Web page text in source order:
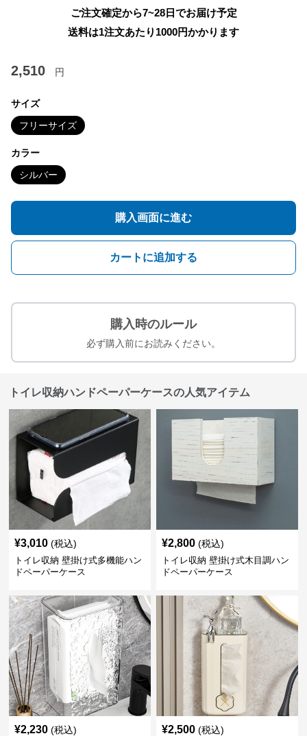
ご注文確定から7~28日でお届け予定
送料は1注文あたり 1000円かかります
2,510 円
サイズ
フリーサイズ
カラー
シルバー
購入画面に進む
カートに追加する
購入時のルール
必ず購入前にお読みください。
トイレ収納ハンドペーパーケースの人気アイテム
¥3,010 (税込)
トイレ収納 壁掛け式多機能ハン
ドペーパーケース
¥2,800 (税込)
トイレ収納 壁掛け式木目調ハン
ドペーパーケース
¥2,230 (税込) ¥2,500 (税込)